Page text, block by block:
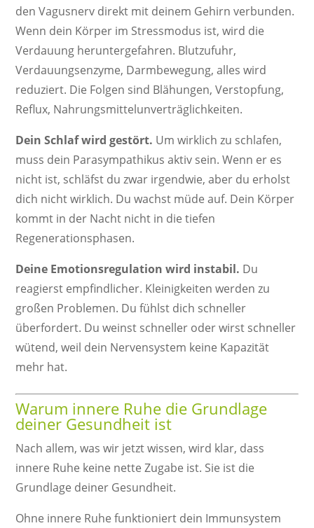
den Vagusnerv direkt mit deinem Gehirn verbunden.
Wenn dein Körper im Stressmodus ist, wird die
Verdauung heruntergefahren. Blutzufuhr,
Verdauungsenzyme, Darmbewegung, alles wird
reduziert. Die Folgen sind Blähungen, Verstopfung,
Reflux, Nahrungsmittelunverträglichkeiten.
Dein Schlaf wird gestört. Um wirklich zu schlafen,
muss dein Parasympathikus aktiv sein. Wenn er es
nicht ist, schläfst du zwar irgendwie, aber du erholst
dich nicht wirklich. Du wachst müde auf. Dein Körper
kommt in der Nacht nicht in die tiefen
Regenerationsphasen.
Deine Emotionsregulation wird instabil. Du
reagierst empfindlicher. Kleinigkeiten werden zu
großen Problemen. Du fühlst dich schneller
überfordert. Du weinst schneller oder wirst schneller
wütend, weil dein Nervensystem keine Kapazität
mehr hat.
Warum innere Ruhe die Grundlage
deiner Gesundheit ist
Nach allem, was wir jetzt wissen, wird klar, dass
innere Ruhe keine nette Zugabe ist. Sie ist die
Grundlage deiner Gesundheit.
Ohne innere Ruhe funktioniert dein Immunsystem